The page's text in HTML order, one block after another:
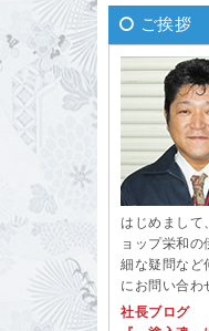
ご挨拶
はじめまして
ョップ栄和の
細な疑問など
にお問い合わ
社長ブログ